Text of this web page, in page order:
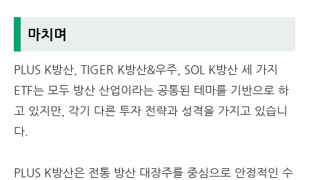
마치며
PLUS K방산, TIGER K방산&우주, SOL K방산 세 가지
ETF는 모두 방산 산업이라는 공통된 테마를 기반으로 하
고 있지만, 각기 다른 투자 전략과 성격을 가지고 있습니
다.
PLUS K방산은 전통 방산 대장주를 중심으로 안정적인 수